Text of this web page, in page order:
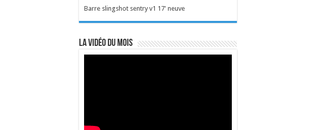
Barre slingshot sentry v1 17' neuve
La vidéo du mois